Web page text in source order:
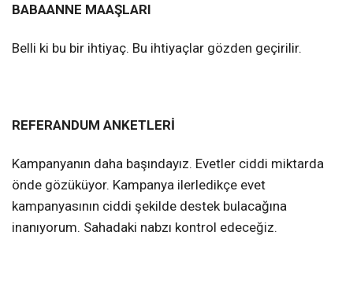
BABAANNE MAAŞLARI
Belli ki bu bir ihtiyaç. Bu ihtiyaçlar gözden geçirilir.
REFERANDUM ANKETLERİ
Kampanyanın daha başındayız. Evetler ciddi miktarda
önde gözüküyor. Kampanya ilerledikçe evet
kampanyasının ciddi şekilde destek bulacağına
inanıyorum. Sahadaki nabzı kontrol edeceğiz.